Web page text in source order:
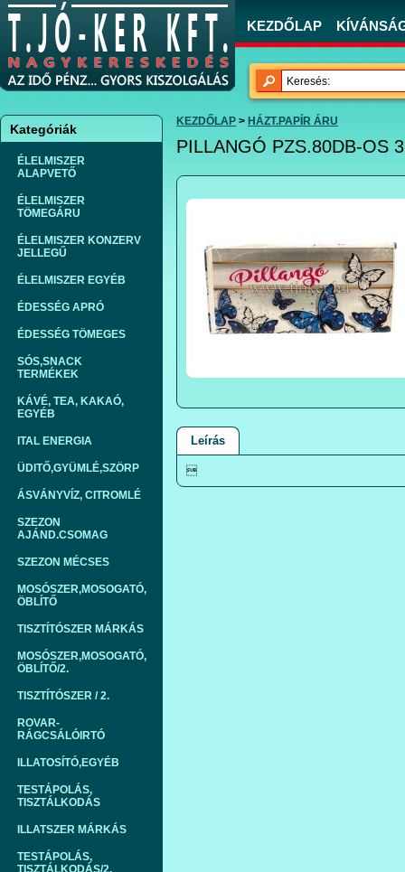
KEZDŐLAP
Kategóriák
ÉLELMISZER
ALAPVETŐ
ÉLELMISZER
TÖMEGÁRU
ÉLELMISZER KONZERV
JELLEGŰ
ÉLELMISZER EGYÉB
ÉDESSÉG APRÓ
ÉDESSÉG TÖMEGES
SÓS,SNACK
TERMÉKEK
KÁVÉ, TEA, KAKAÓ,
EGYÉB
ITAL ENERGIA
ÜDITŐ,GYÜMLÉ,SZÖRP
ÁSVÁNYVÍZ, CITROMLÉ
SZEZON
AJÁND.CSOMAG
SZEZON MÉCSES
MOSÓSZER,MOSOGATÓ,
ÖBLÍTŐ
TISZTÍTÓSZER MÁRKÁS
MOSÓSZER,MOSOGATÓ,
ÖBLÍTŐ/2.
TISZTÍTÓSZER / 2.
ROVAR-
RÁGCSÁLÓIRTÓ
ILLATOSÍTÓ,EGYÉB
TESTÁPOLÁS,
TISZTÁLKODÁS
ILLATSZER MÁRKÁS
TESTÁPOLÁS,
TISZTÁLKODÁS/2.
KEZDŐLAP > HÁZT.PAPÍR ÁRU
PILLANGÓ PZS.80DB-OS
Leírás
